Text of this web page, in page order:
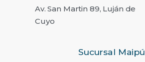
Av. San Martin 89, Luján de
Cuyo
Sucursal Maipú